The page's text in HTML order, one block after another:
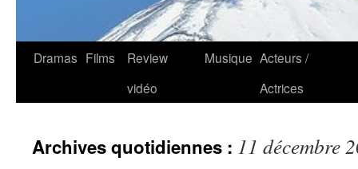
Aller
Dramas Films
Review
vidéo
Musique Acteurs /
Actrices
Archives quotidiennes : 11 décembre